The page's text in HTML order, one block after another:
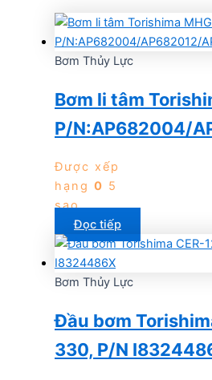
Bơm Thủy Lực
Bơm li tâm
P/N:AP682004/
Được xếp
hạng 0 5
sao
Đọc tiếp
Bơm Thủy Lực
Đầu bơm
330, P/N